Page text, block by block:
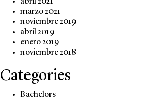
marzo 2021
noviembre 2019
abril 2019
enero 2019
noviembre 2018
Categories
Bachelors